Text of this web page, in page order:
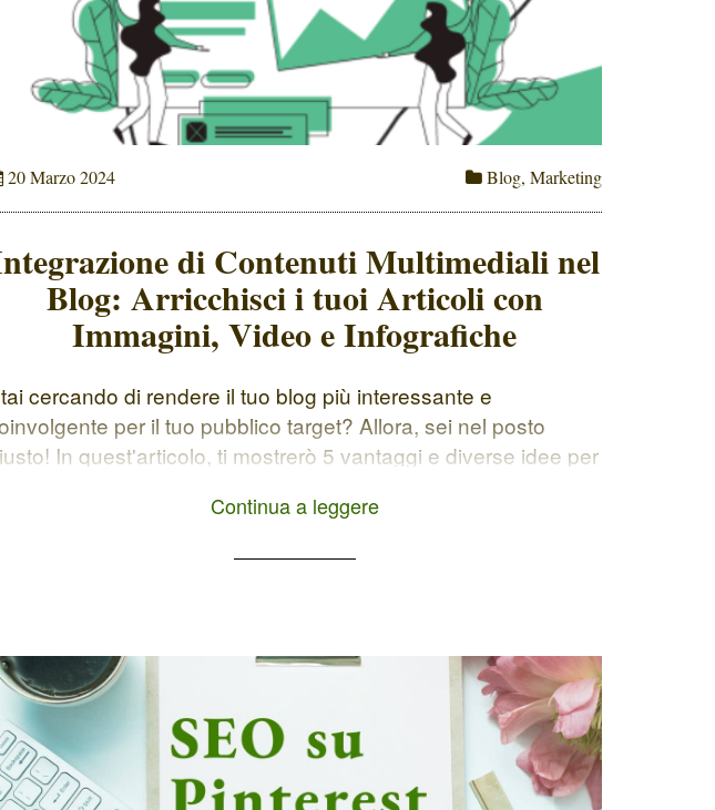
20 Marzo 2024 Blog, Marketing
di Contenuti Multimediali nel
Blog: Arricchisci i tuoi Articoli con
Immagini, Video e Infografiche
cercando di rendere il tuo blog più interessante e
per il tuo pubblico target? Allora, sei nel posto
In quest'articolo, ti mostrerò 5 vantaggi e diverse idee per
Immagini, video, infografiche e altri formati possono davvero fare
Continua a leggere